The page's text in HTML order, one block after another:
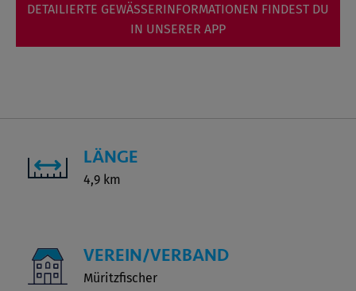
DETAILIERTE GEWÄSSERINFORMATIONEN FINDEST DU
IN UNSERER APP
LÄNGE
4,9 km
VEREIN/VERBAND
Müritzfischer